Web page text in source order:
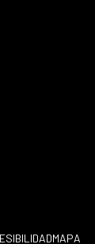
MAPA